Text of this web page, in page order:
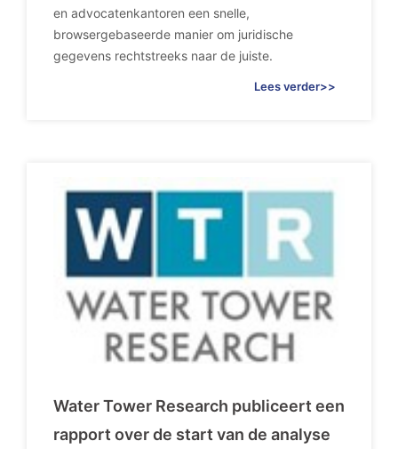
en advocatenkantoren een snelle,
browsergebaseerde manier om juridische
gegevens rechtstreeks naar de juiste.
Lees verder>>
Water Tower Research publiceert een
rapport over de start van de analyse